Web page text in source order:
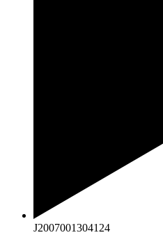
J2007001304124